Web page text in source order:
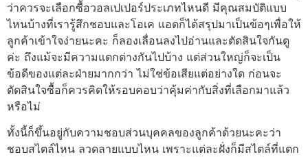
ว่าควรจะเลือกซื้อวอลเปเปอร์ประเภทไหนดี มีคุณสมบัติแบบ
ไหนบ้างที่เรารู้สึกชอบและโอเค แอดก็ได้สรุปมาเป็นข้อๆเพื่อให้
ลูกค้าเข้าใจง่ายนะคะ ก็ลองเลื่อนลงไปอ่านและตัดสินใจกันดู
ค่ะ ถึงแม้จะมีความแตกต่างกันไปบ้าง แต่ส่วนใหญ่ก็จะเป็น
ข้อดีของแต่ละฝ่ายมากกว่า ไม่ใช่ข้อเสียแต่อย่างใด ก่อนจะ
ตัดสินใจซื้อก็ควรคิดให้รอบคอบว่าคุ้มค่ากับสิ่งที่เลือกมาแล้ว
หรือไม่
ทั้งนี้ก็ขึ้นอยู่กับความชอบส่วนบุคคลของลูกค้าด้วยนะคะว่า
ชอบสไตล์ไหน ลวดลายแบบไหน เพราะแต่ละฝั่งก็มีสไตล์ที่แตก